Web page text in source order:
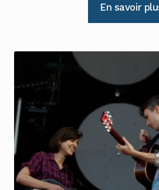
En savoir